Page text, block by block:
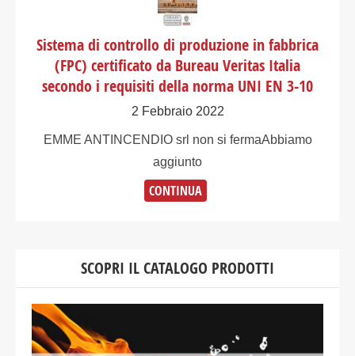
Sistema di controllo di produzione in fabbrica
(FPC) certificato da Bureau Veritas Italia
secondo i requisiti della norma UNI EN 3-10
2 Febbraio 2022
EMME ANTINCENDIO srl non si fermaAbbiamo
aggiunto
CONTINUA
SCOPRI IL CATALOGO PRODOTTI